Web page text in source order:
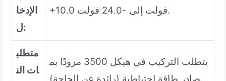
الإدخا
ل:
+10.0 فولت إلى -24.0 فولت.
متطلب
ات الن
يتطلب التركيب في هيكل 3500 مزودًا بم
صادر طاقة احتياطية (زائدة عن الحاجة).